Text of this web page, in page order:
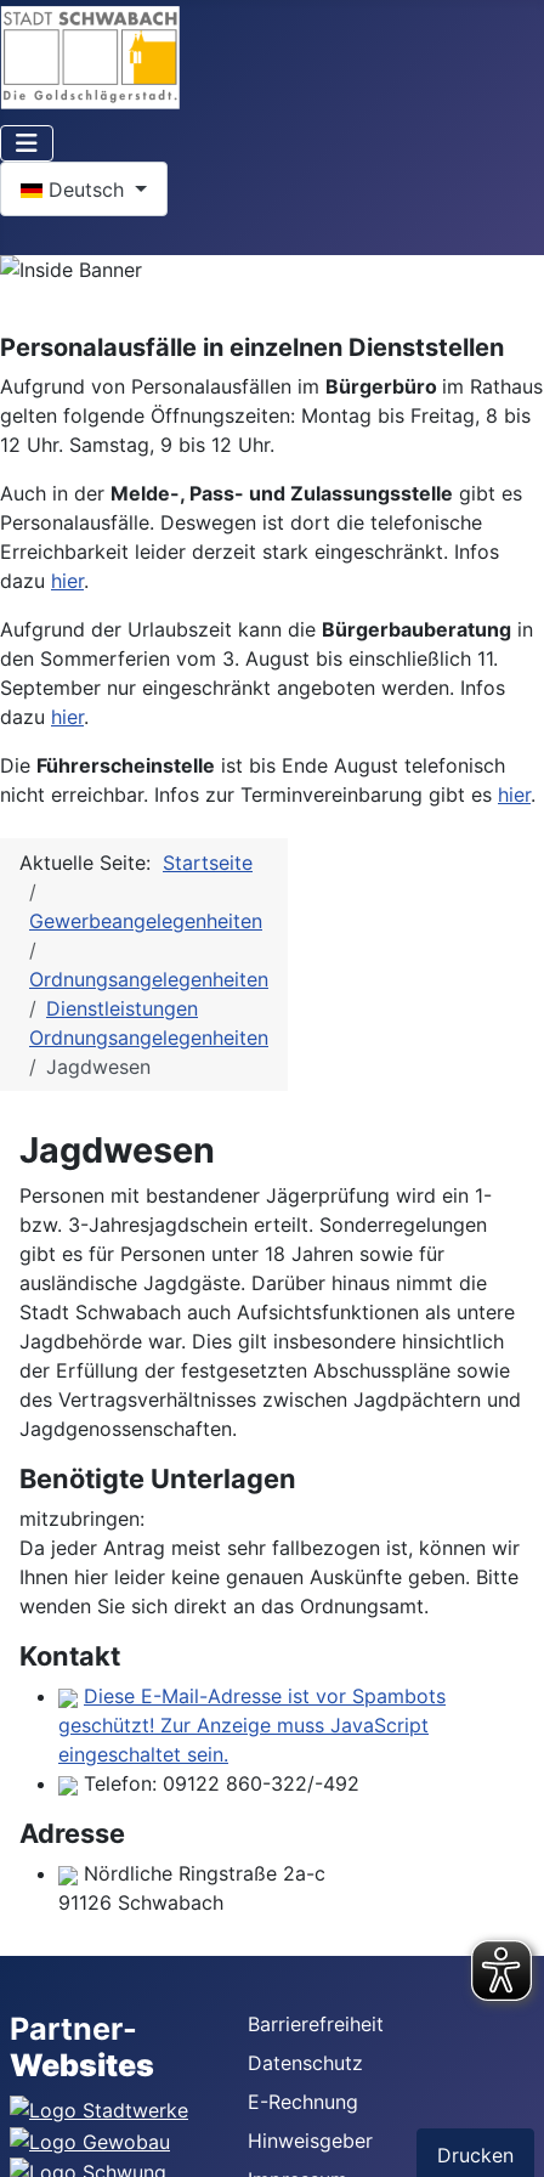
Deutsch
Personalausfälle in einzelnen Dienststellen
Aufgrund von Personalausfällen im Bürgerbüro im Rathaus
gelten folgende Öffnungszeiten: Montag bis Freitag, 8 bis
12 Uhr. Samstag, 9 bis 12 Uhr.
Auch in der Melde-, Pass- und Zulassungsstelle gibt es
Personalausfälle. Deswegen ist dort die telefonische
Erreichbarkeit leider derzeit stark eingeschränkt. Infos
dazu hier.
Aufgrund der Urlaubszeit kann die Bürgerbauberatung in
den Sommerferien vom 3. August bis einschließlich 11.
September nur eingeschränkt angeboten werden. Infos
dazu hier.
Die Führerscheinstelle ist bis Ende August telefonisch
nicht erreichbar. Infos zur Terminvereinbarung gibt es hier.
Aktuelle Seite: Startseite
Gewerbeangelegenheiten
Ordnungsangelegenheiten
Dienstleistungen
Ordnungsangelegenheiten
Jagdwesen
Jagdwesen
Personen mit bestandener Jägerprüfung wird ein 1-
bzw. 3-Jahresjagdschein erteilt. Sonderregelungen
gibt es für Personen unter 18 Jahren sowie für
ausländische Jagdgäste. Darüber hinaus nimmt die
Stadt Schwabach auch Aufsichtsfunktionen als untere
Jagdbehörde war. Dies gilt insbesondere hinsichtlich
der Erfüllung der festgesetzten Abschusspläne sowie
des Vertragsverhältnisses zwischen Jagdpächtern und
Jagdgenossenschaften.
Benötigte Unterlagen
mitzubringen:
Da jeder Antrag meist sehr fallbezogen ist, können wir
Ihnen hier leider keine genauen Auskünfte geben. Bitte
wenden Sie sich direkt an das Ordnungsamt.
Kontakt
Diese E-Mail-Adresse ist vor Spambots
geschützt! Zur Anzeige muss JavaScript
eingeschaltet sein.
Telefon: 09122 860-322/-492
Adresse
Nördliche Ringstraße 2a-c
91126 Schwabach
Partner-
Websites
Barrierefreiheit
Datenschutz
E-Rechnung
Hinweisgeber
Drucken